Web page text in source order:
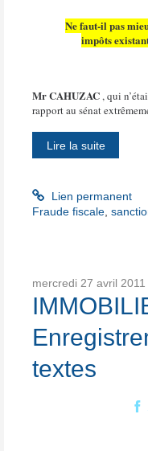
Ne faut-il pas
impôts
Mr CAHUZAC, qui
rapport au sénat
Lire la suite
Lien permanent
Fraude fiscale
mercredi 27 avril 2011
textes